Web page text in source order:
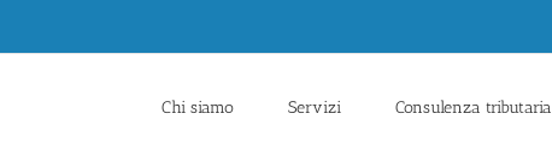
Chi siamo Servizi Consulenza tributaria